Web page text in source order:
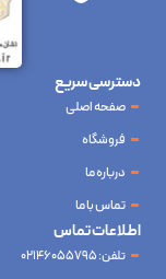
دسترسی سریع
صفحه اصلی
فروشگاه
درباره ما
تماس با ما
اطلاعات تماس
تلفن: 02146055795